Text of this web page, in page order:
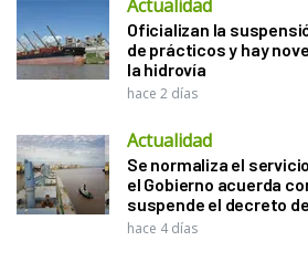
Actualidad
Oficializan la
de prácticos y hay
la hidrovía
hace 2 días
Actualidad
Se normaliza el
el Gobierno acuerda
suspende el decreto
hace 4 días